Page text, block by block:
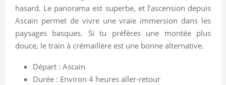
hasard. Le panorama est superbe, et l’ascension depuis
Ascain permet de vivre une vraie immersion dans les
paysages basques. Si tu préfères une montée plus
douce, le train à crémaillère est une bonne alternative.
Départ : Ascain
Durée : Environ 4 heures aller-retour